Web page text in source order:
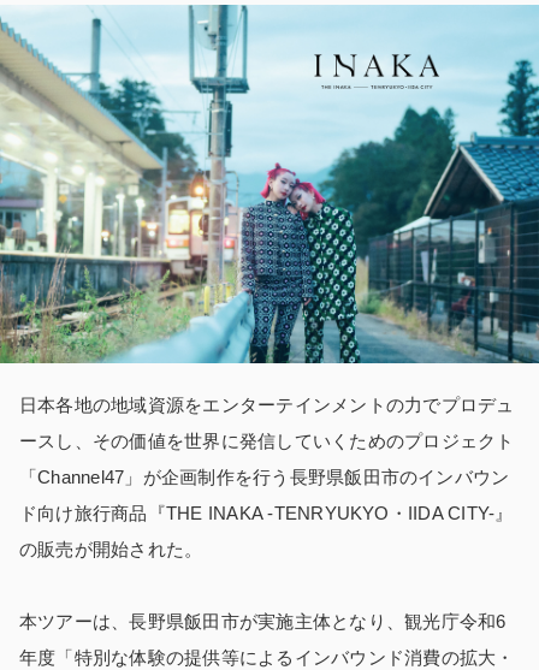
日本各地の地域資源をエンターテインメントの力でプロデュ
ースし、その価値を世界に発信していくためのプロジェクト
「Channel47」が企画制作を行う長野県飯田市のインバウン
ド向け旅行商品『THE INAKA -TENRYUKYO・IIDA CITY-』
の販売が開始された。
本ツアーは、長野県飯田市が実施主体となり、観光庁令和6
年度「特別な体験の提供等によるインバウンド消費の拡大・